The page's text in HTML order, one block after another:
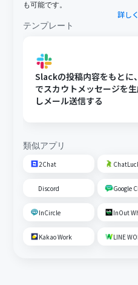
も可能です。
詳し
テンプレート
Slackの投稿内容をもとに
でスカウトメッセージを
しメール送信する
類似アプリ
2Chat
Discord Google
InCircle InOut
Kakao Work LINE